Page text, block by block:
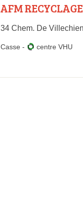
AFM
34 Chem. De
Casse - centre VHU